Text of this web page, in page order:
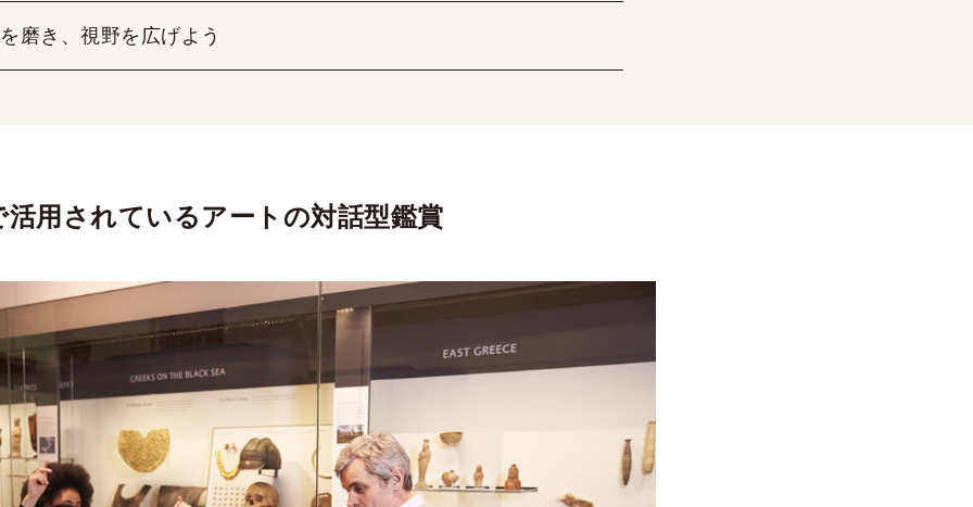
磨き、視野を広げよう
活用されているアートの対話型鑑賞